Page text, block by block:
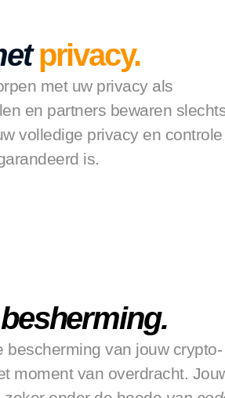
privacy.
met uw privacy als
en partners bewaren
volledige privacy en controle
is.
besherming.
bescherming van jouw crypto-
moment van overdracht.